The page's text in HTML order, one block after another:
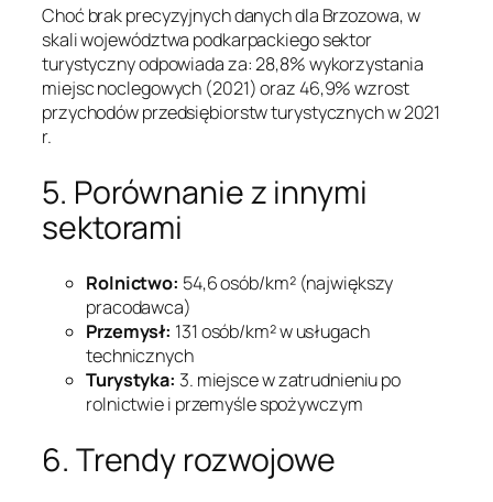
Choć brak precyzyjnych danych dla Brzozowa, w
skali województwa podkarpackiego sektor
turystyczny odpowiada za: 28,8% wykorzystania
miejsc noclegowych (2021) oraz 46,9% wzrost
przychodów przedsiębiorstw turystycznych w 2021
r.
5. Porównanie z innymi
sektorami
Rolnictwo: 54,6 osób/km² (największy
pracodawca)
Przemysł: 131 osób/km² w usługach
technicznych
Turystyka: 3. miejsce w zatrudnieniu po
rolnictwie i przemyśle spożywczym
6. Trendy rozwojowe